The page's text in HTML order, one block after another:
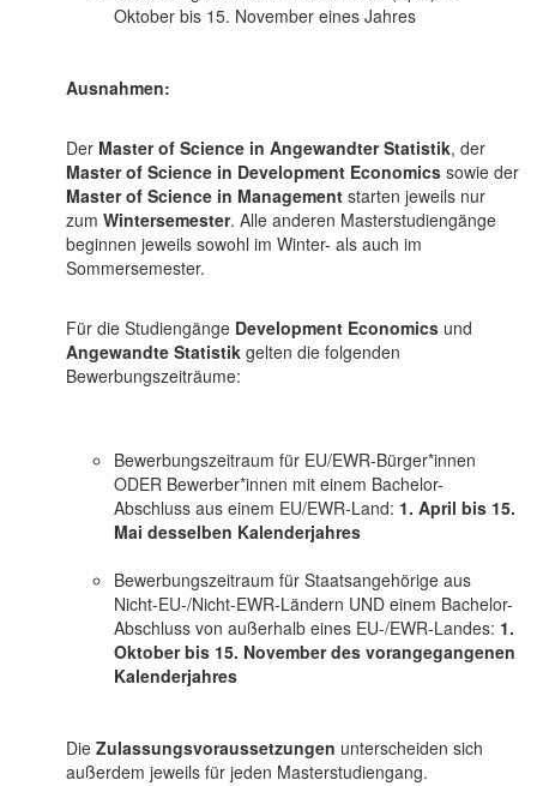
Oktober bis 15. November eines Jahres
Ausnahmen:
Der Master of Science in Angewandter Statistik, der
Master of Science in Development Economics sowie der
Master of Science in Management starten jeweils nur
zum Wintersemester. Alle anderen Masterstudiengänge
beginnen jeweils sowohl im Winter- als auch im
Sommersemester.
Für die Studiengänge Development Economics und
Angewandte Statistik gelten die folgenden
Bewerbungszeiträume:
Bewerbungszeitraum für EU/EWR-Bürger*innen
ODER Bewerber*innen mit einem Bachelor-
Abschluss aus einem EU/EWR-Land: 1. April bis 15.
Mai desselben Kalenderjahres
Bewerbungszeitraum für Staatsangehörige aus
Nicht-EU-/Nicht-EWR-Ländern UND einem Bachelor-
Abschluss von außerhalb eines EU-/EWR-Landes: 1.
Oktober bis 15. November des vorangegangenen
Kalenderjahres
Die Zulassungsvoraussetzungen unterscheiden sich
außerdem jeweils für jeden Masterstudiengang.